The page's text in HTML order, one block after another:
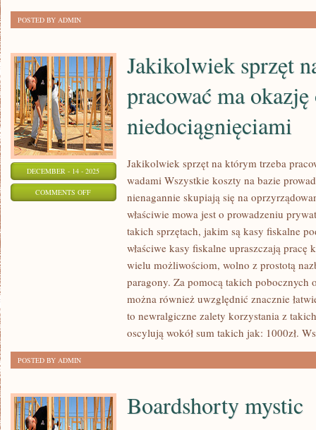
NIE
KAŻDY
DOBRY
W
MARKETINGU
POSTED BY ADMIN
DECEMBER - 14 - 2025
COMMENTS OFFON
JAKIKOLWIEK
PRACOWAĆ
ODZNACZAĆ
SIĘ
Jakikolwiek sprzęt
pracować ma okazję
niedociągnięciami
Jakikolwiek sprzęt na którym trzeba
wadami Wszystkie koszty na bazie
nienagannie skupiają się na
właściwie mowa jest o prowadzeniu
takich sprzętach, jakim są kasy fiskalne
właściwe kasy fiskalne upraszczają
wielu możliwościom, wolno z prostotą
paragony. Za pomocą takich
można również uwzględnić znacznie
to newralgiczne zalety korzystania z
oscylują wokół sum takich jak: 1000zł.
POSTED BY ADMIN
Boardshorty mystic